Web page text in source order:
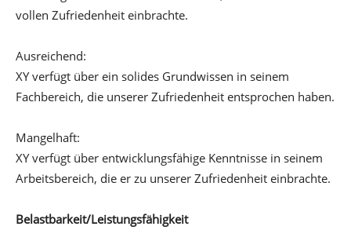
vollen Zufriedenheit einbrachte.
Ausreichend:
XY verfügt über ein solides Grundwissen in seinem
Fachbereich, die unserer Zufriedenheit entsprochen haben.
Mangelhaft:
XY verfügt über entwicklungsfähige Kenntnisse in seinem
Arbeitsbereich, die er zu unserer Zufriedenheit einbrachte.
Belastbarkeit/Leistungsfähigkeit